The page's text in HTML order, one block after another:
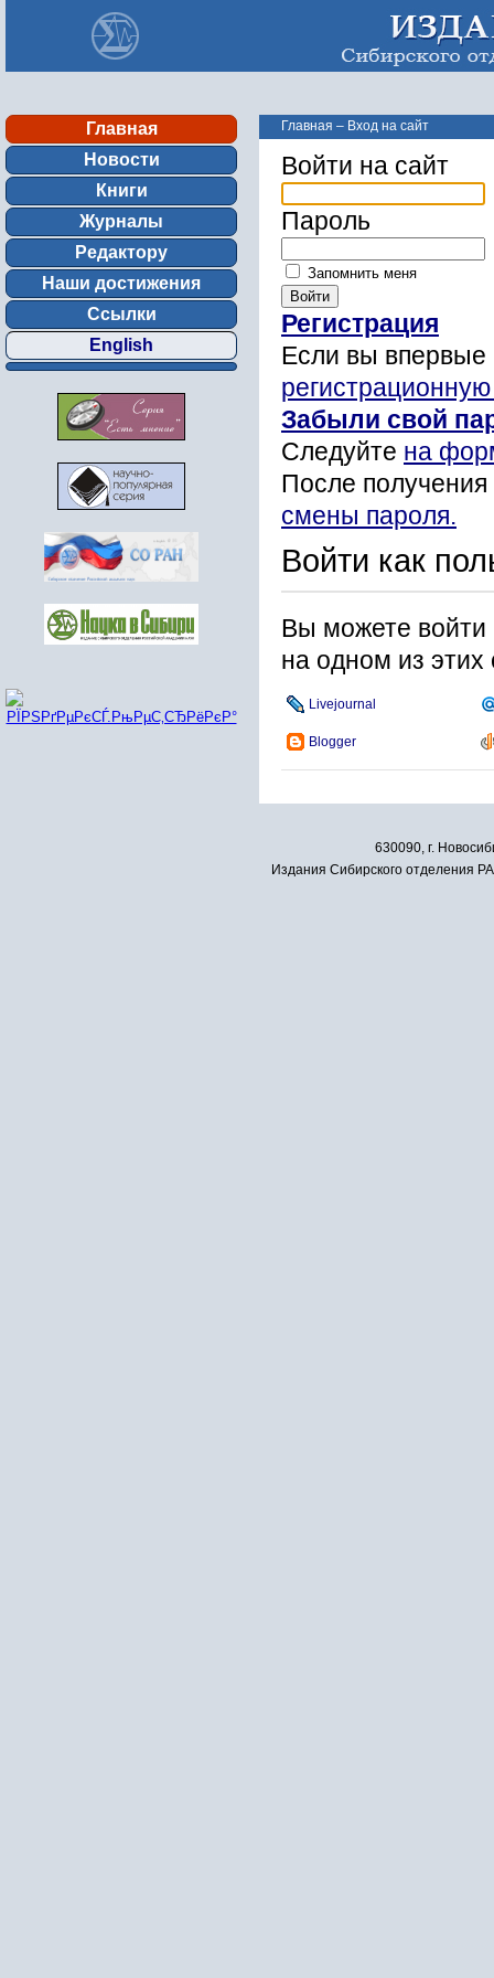
Главная
Новости
Книги
Журналы
Редактору
Наши достижения
Ссылки
English
Главная – Вход на сайт
Войти на сайт
Пароль
Запомнить меня
Регистрация
Если вы впервые
Забыли свой
Следуйте на
После
смены пароля.
Войти как
Вы можете войти
на одном из этих
Livejournal
Blogger
630090, г.
Издания Сибирского отделения